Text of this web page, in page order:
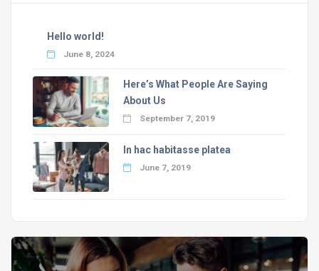
Hello world!
June 8, 2024
Here’s What People Are Saying
About Us
September 7, 2019
In hac habitasse platea
June 7, 2019